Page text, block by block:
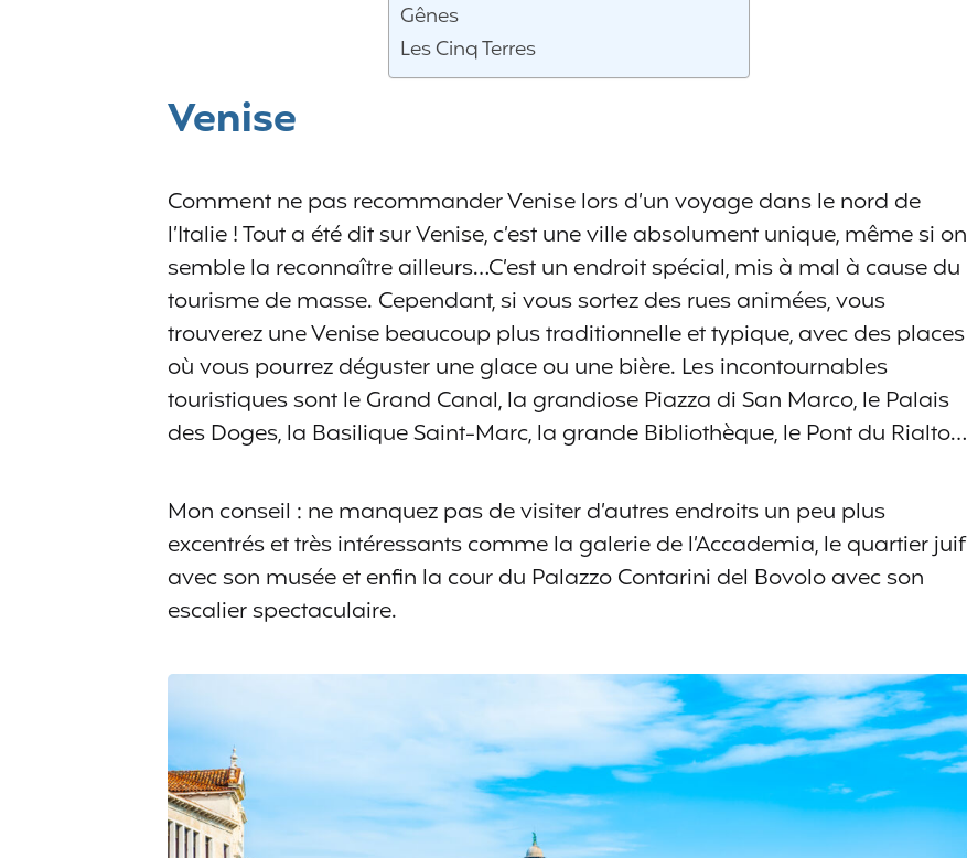
Gênes
Les Cinq Terres
Venise
Comment ne pas recommander Venise lors d’un voyage dans le nord de
l’Italie ! Tout a été dit sur Venise, c’est une ville absolument unique, même si on
semble la reconnaître ailleurs…C’est un endroit spécial, mis à mal à cause du
tourisme de masse. Cependant, si vous sortez des rues animées, vous
trouverez une Venise beaucoup plus traditionnelle et typique, avec des places
où vous pourrez déguster une glace ou une bière. Les incontournables
touristiques sont le Grand Canal, la grandiose Piazza di San Marco, le Palais
des Doges, la Basilique Saint-Marc, la grande Bibliothèque, le Pont du Rialto…
Mon conseil : ne manquez pas de visiter d’autres endroits un peu plus
excentrés et très intéressants comme la galerie de l’Accademia, le quartier juif
avec son musée et enfin la cour du Palazzo Contarini del Bovolo avec son
escalier spectaculaire.